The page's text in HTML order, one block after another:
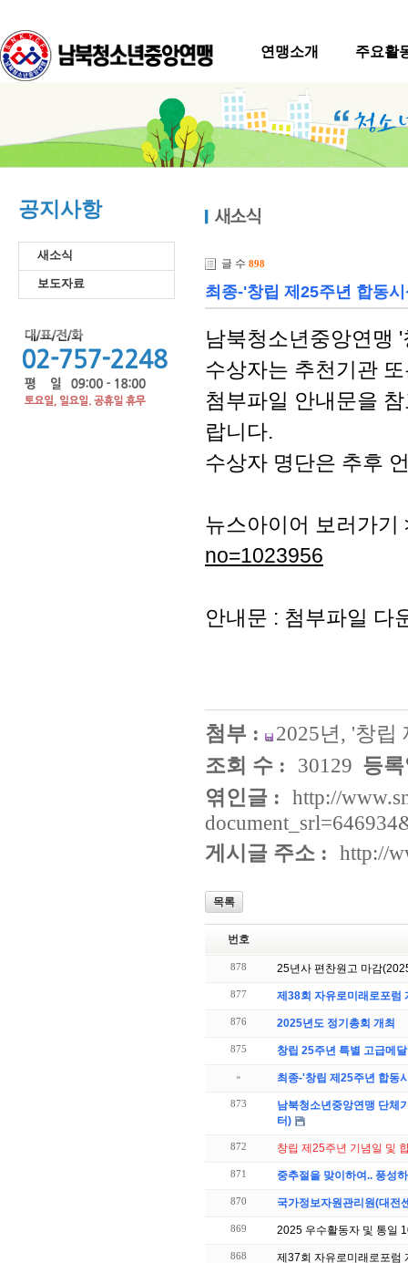
연맹소개 주요활
공지사항
새소식
보도자료
글 수 898
최종-'창립 제25주년 합동
남북청소년중앙연맹
수상자는 추천기관
첨부파일 안내문을
랍니다.
수상자 명단은 추후
뉴스아이어 보러가기
no=1023956
안내문 : 첨부파일 다
첨부 :
2025년, '창립
조회 수 :
30129 등
엮인글 : http://
게시글 주소 : http://
목록
번호
878 25년사 편찬원고 마감
877 제38회 자유로미래로포럼
876 2025년도 정기총회 개최
875 창립 25주년 특별 고급메
» 최종-'창립 제25주년 합동
873
남북청소년중앙연맹 단체
터)
872 창립 제25주년 기념일 및
871 중추절을 맞이하여.. 풍성
870 국가정보자원관리원(대전
869 2025 우수활동자 및 통일
868 제37회 자유로미래로포럼